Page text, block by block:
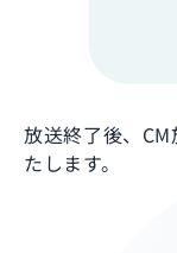
放送終了後、
たします。